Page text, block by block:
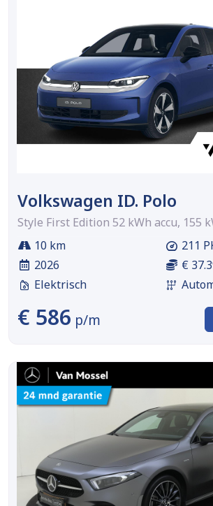
Volkswagen ID. Polo
Style First Edition 52 kWh accu, 155
10 km
2026
Elektrisch
211
€
€ 586 p/m